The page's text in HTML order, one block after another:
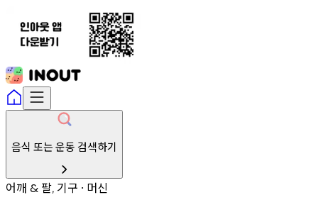
음식 또는 운동 검색하기
어깨 & 팔, 기구 ∙ 머신